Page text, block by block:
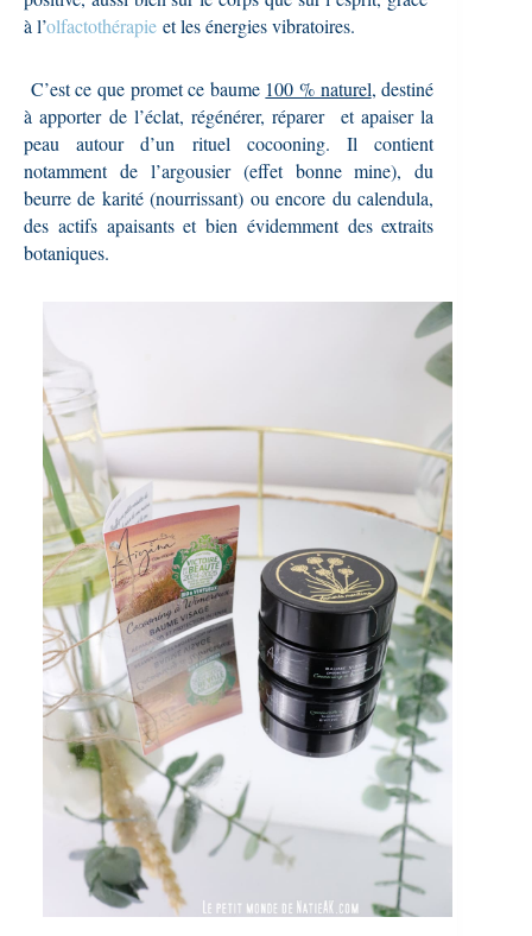
à l’olfactothérapie et les énergies vibratoires.
C’est ce que promet ce baume 100 % naturel, destiné
à apporter de l’éclat, régénérer, réparer et apaiser la
peau autour d’un rituel cocooning. Il contient
notamment de l’argousier (effet bonne mine), du
beurre de karité (nourrissant) ou encore du calendula,
des actifs apaisants et bien évidemment des extraits
botaniques.